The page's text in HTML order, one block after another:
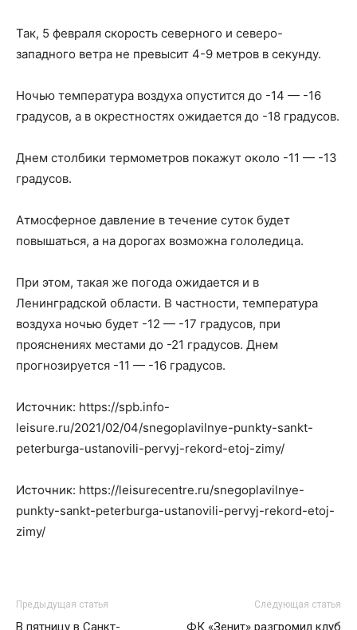
Так, 5 февраля скорость северного и северо-
западного ветра не превысит 4-9 метров в секунду.
Ночью температура воздуха опустится до -14 — -16
градусов, а в окрестностях ожидается до -18 градусов.
Днем столбики термометров покажут около -11 — -13
градусов.
Атмосферное давление в течение суток будет
повышаться, а на дорогах возможна гололедица.
При этом, такая же погода ожидается и в
Ленинградской области. В частности, температура
воздуха ночью будет -12 — -17 градусов, при
прояснениях местами до -21 градусов. Днем
прогнозируется -11 — -16 градусов.
Источник: https://spb.info-
leisure.ru/2021/02/04/snegoplavilnye-punkty-sankt-
peterburga-ustanovili-pervyj-rekord-etoj-zimy/
Источник: https://leisurecentre.ru/snegoplavilnye-
punkty-sankt-peterburga-ustanovili-pervyj-rekord-etoj-
zimy/
Предыдущая статья
В пятницу в Санкт-
Следующая статья
ФК «Зенит» разгромил клуб